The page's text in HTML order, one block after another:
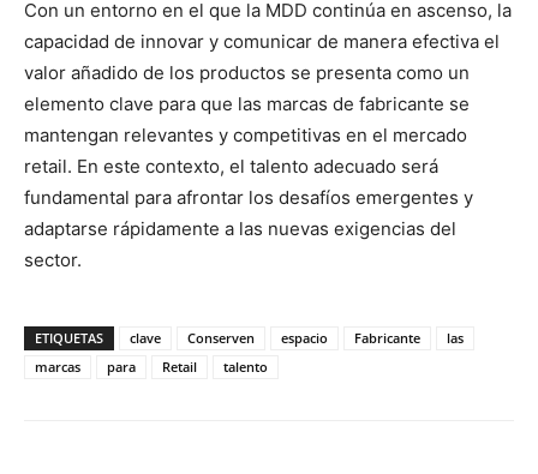
Con un entorno en el que la MDD continúa en ascenso, la
capacidad de innovar y comunicar de manera efectiva el
valor añadido de los productos se presenta como un
elemento clave para que las marcas de fabricante se
mantengan relevantes y competitivas en el mercado
retail. En este contexto, el talento adecuado será
fundamental para afrontar los desafíos emergentes y
adaptarse rápidamente a las nuevas exigencias del
sector.
ETIQUETAS clave Conserven espacio Fabricante
las
marcas
para Retail talento